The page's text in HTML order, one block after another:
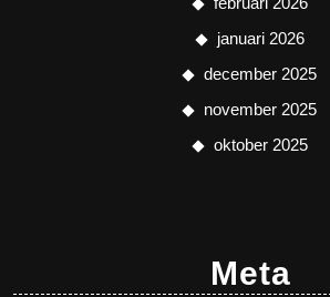
januari 2026
december 2025
november 2025
oktober 2025
Meta